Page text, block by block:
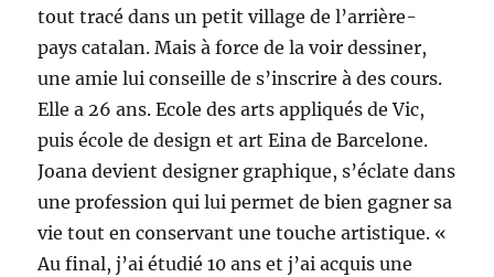
tout tracé dans un petit village de l’arrière-
pays catalan. Mais à force de la voir dessiner,
une amie lui conseille de s’inscrire à des cours.
Elle a 26 ans. Ecole des arts appliqués de Vic,
puis école de design et art Eina de Barcelone.
Joana devient designer graphique, s’éclate dans
une profession qui lui permet de bien gagner sa
vie tout en conservant une touche artistique. «
Au final, j’ai étudié 10 ans et j’ai acquis une